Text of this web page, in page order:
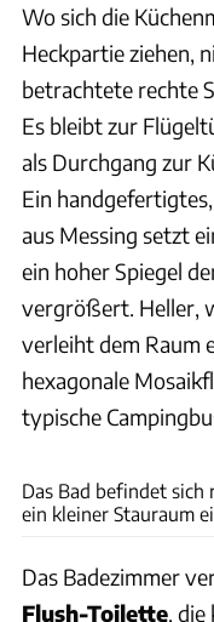
Wo sich die
Heckpartie ziehen,
betrachtete rechte
Es bleibt zur
als Durchgang zur
Ein
aus Messing setzt
ein hoher Spiegel
vergrößert. Heller,
verleiht dem Raum
hexagonale
typische
Das Bad befindet sich
ein kleiner Stauraum
Das Badezimmer
Flush-Toilette, die